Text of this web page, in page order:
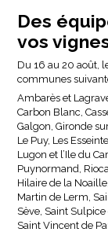
Des
vos
Du 16 au 20 août,
communes
Ambarès et
Carbon Blanc,
Galgon, Gironde
Le Puy, Les
Lugon et l’Ile du
Puynormand,
Hilaire de la
Martin de Lerm,
Sève, Saint
Saint Vincent de